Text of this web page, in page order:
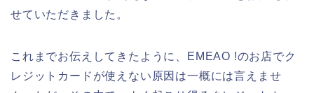
せていただきました。
これまでお伝えしてきたように、EMEAO !のお店でク
レジットカードが使えない原因は一概には言えませ